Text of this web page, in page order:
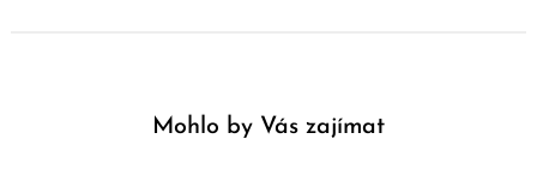
Mohlo by Vás zajímat